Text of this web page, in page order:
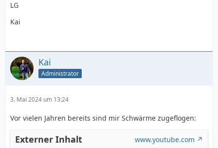
LG
Kai
Kai
Administrator
3. Mai 2024 um 13:24
Vor vielen Jahren bereits sind mir Schwärme zugeflogen:
Externer Inhalt
www.youtube.com